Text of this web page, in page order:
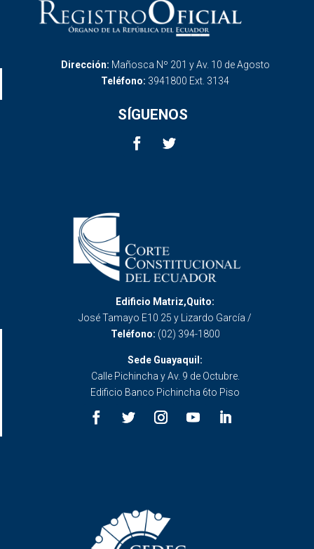
Dirección: Mañosca Nº 201 y Av. 10 de Agosto
Teléfono: 3941800 Ext. 3134
SÍGUENOS
Edificio Matriz,Quito:
José Tamayo E10 25 y Lizardo García /
Teléfono: (02) 394-1800
Sede Guayaquil:
Calle Pichincha y Av. 9 de Octubre.
Edificio Banco Pichincha 6to Piso